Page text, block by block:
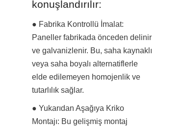
konuşlandırılır:
● Fabrika Kontrollü İmalat:
Paneller fabrikada önceden delinir
ve galvanizlenir. Bu, saha kaynaklı
veya saha boyalı alternatiflerle
elde edilemeyen homojenlik ve
tutarlılık sağlar.
● Yukarıdan Aşağıya Kriko
Montajı: Bu gelişmiş montaj